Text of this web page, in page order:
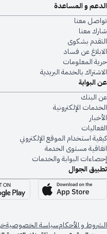
عن البوابة
عن البنك
الخدمات الإلكترونية
الأخبار
الفعاليات
كيفية استخدام الموقع الإلكتروني
اتفاقية مستوى الخدمة
إحصاءات البوابة والخدمات
الدعم و المساعدة
تواصل معنا
شارك معنا
التقدم بشكوى
الابلاغ عن فساد
حرية المعلومات
الاشتراك بالخدمة البريدية
تطبيق الجوال
الشروط و الأحكامسياسة الخصوصية